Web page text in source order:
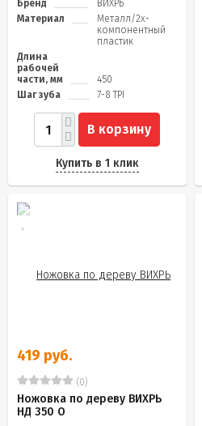
Бренд
ВИХРЬ
Материал
Металл/2х-
компонентный
пластик
Длина
рабочей
части, мм
450
Шаг зуба
7-8 TPI
В корзину
Купить в 1 клик
419 руб.
(0)
Ножовка по дереву ВИХРЬ
НД 350 О